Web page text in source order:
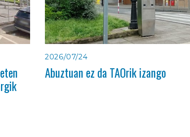
2026/07/24
Abuztuan ez da TAOrik izango